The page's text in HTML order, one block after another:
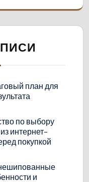
план для
по выбору
интернет-
покупкой
и